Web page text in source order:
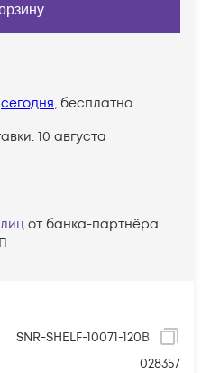
SNR-SHELF-10071-120B
028357
сегодня, бесплатно
10 августа
от банка-партнёра.